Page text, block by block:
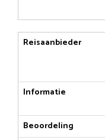
Reisaanbieder
Informatie
Beoordeling